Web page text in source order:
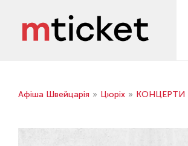
Афіша Швейцарія » Цюріх » КОНЦЕРТИ